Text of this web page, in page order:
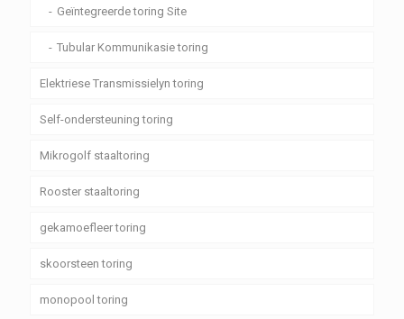
Geïntegreerde toring Site
Tubular Kommunikasie toring
Elektriese Transmissielyn toring
Self-ondersteuning toring
Mikrogolf staaltoring
Rooster staaltoring
gekamoefleer toring
skoorsteen toring
monopool toring